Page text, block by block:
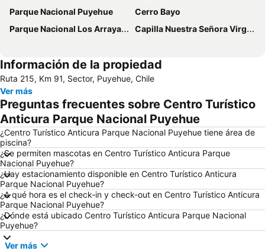
Parque Nacional Puyehue
Cerro Bayo
Parque Nacional Los Arrayanes
Capilla Nuestra Señora Virgen de la Asunción
Información de la propiedad
Ruta 215, Km 91, Sector, Puyehue, Chile
Ver más
Preguntas frecuentes sobre Centro Turístico
Anticura Parque Nacional Puyehue
¿Centro Turístico Anticura Parque Nacional Puyehue tiene área de
piscina?
¿Se permiten mascotas en Centro Turístico Anticura Parque
Nacional Puyehue?
¿Hay estacionamiento disponible en Centro Turístico Anticura
Parque Nacional Puyehue?
¿A qué hora es el check-in y check-out en Centro Turístico Anticura
Parque Nacional Puyehue?
¿Dónde está ubicado Centro Turístico Anticura Parque Nacional
Puyehue?
Ver más